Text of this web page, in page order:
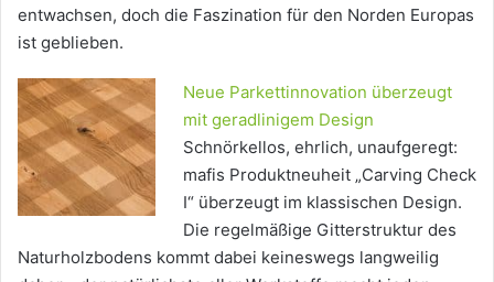
entwachsen, doch die Faszination für den Norden Europas
ist geblieben.
Neue Parkettinnovation überzeugt
mit geradlinigem Design
Schnörkellos, ehrlich, unaufgeregt:
mafis Produktneuheit „Carving Check
I“ überzeugt im klassischen Design.
Die regelmäßige Gitterstruktur des
Naturholzbodens kommt dabei keineswegs langweilig